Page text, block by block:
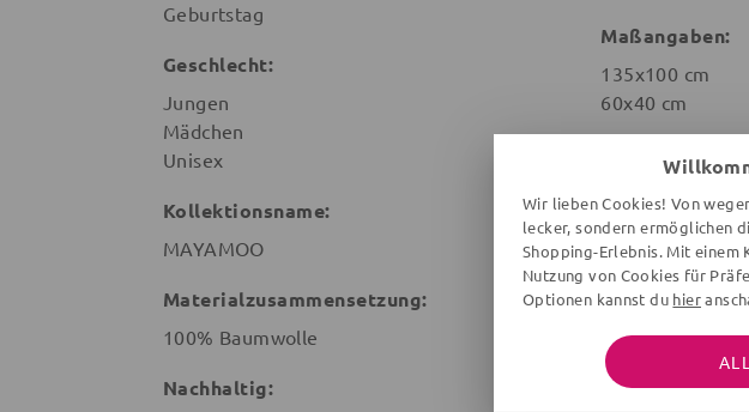
Geburtstag
Geschlecht:
Jungen
Mädchen
Unisex
Kollektionsname:
MAYAMOO
Materialzusammensetzung:
100% Baumwolle
Nachhaltig:
Maßangaben:
135x100 cm
60x40 cm
Pflegehinweis:
Typ:
Bettwäsche
Wir lieben Cookies! Von
lecker, sondern ermöglichen
Shopping-Erlebnis. Mit einem
Nutzung von Cookies für
Optionen kannst du hier